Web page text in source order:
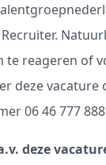
te reageren of
deze vacature
06 46 777
deze